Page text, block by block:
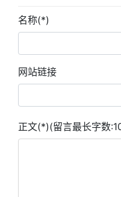
名称(*)
网站链接
正文(*)(留言最长字数